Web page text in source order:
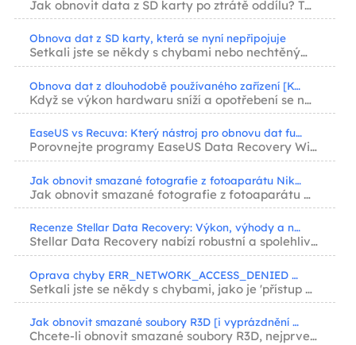
Jak obnovit data z SD karty po ztrátě oddílu? Tento příspěvek vám poskytl jednu z nejjedno...
Obnova dat z SD karty, která se nyní nepřipojuje
Setkali jste se někdy s chybami nebo nechtěným smazáním dat při pokusu o připojení SD kart...
Obnova dat z dlouhodobě používaného zařízení [Kompletní průvodce]
Když se výkon hardwaru sníží a opotřebení se nahromadí do určité míry, riziko ztráty dat s...
EaseUS vs Recuva: Který nástroj pro obnovu dat funguje lépe
Porovnejte programy EaseUS Data Recovery Wizard a Recuva v reálných testech. Zjistěte, kte...
Jak obnovit smazané fotografie z fotoaparátu Nikon D5300
Jak obnovit smazané fotografie z fotoaparátu Nikon D5300? Náhodné smazání nebo formátování...
Recenze Stellar Data Recovery: Výkon, výhody a nevýhody [Celá recenze v roce 2025]
Stellar Data Recovery nabízí robustní a spolehlivé řešení pro jeden z nejstresovějších pro...
Oprava chyby ERR_NETWORK_ACCESS_DENIED v Chromu
Setkali jste se někdy s chybami, jako je 'přístup k síti byl odepřen', při prohlížení zprá...
Jak obnovit smazané soubory R3D [i vyprázdnění koše]
Chcete-li obnovit smazané soubory R3D, nejprve zkontrolujte Koš. Pokud tam soubory nejsou,...